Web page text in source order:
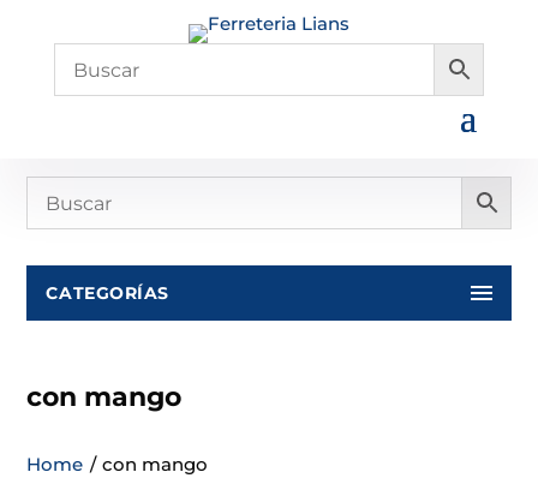
CATEGORÍAS
con mango
Home / con mango